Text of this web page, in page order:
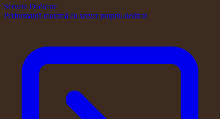
Servere Dedicate
Performanță maximă cu server propriu dedicat